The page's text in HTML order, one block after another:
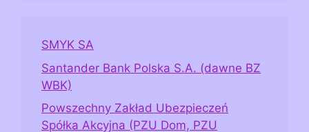
SMYK SA
Santander Bank Polska S.A. (dawne BZ
WBK)
Powszechny Zakład Ubezpieczeń
Spółka Akcyjna (PZU Dom, PZU